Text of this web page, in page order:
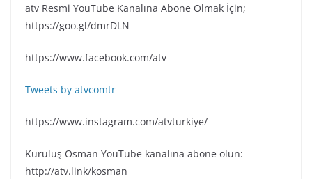
atv Resmi YouTube Kanalına Abone Olmak İçin;
https://goo.gl/dmrDLN
https://www.facebook.com/atv
Tweets by atvcomtr
https://www.instagram.com/atvturkiye/
Kuruluş Osman YouTube kanalına abone olun:
http://atv.link/kosman